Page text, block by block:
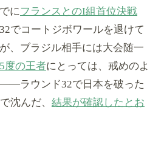
にフランスとのI組首位決戦
でコートジボワールを退けて
、ブラジル相手には大会随一
5度の王者にとっては、戒めのよ
ラウンド32で日本を破った
沈んだ、 結果が確認したとお